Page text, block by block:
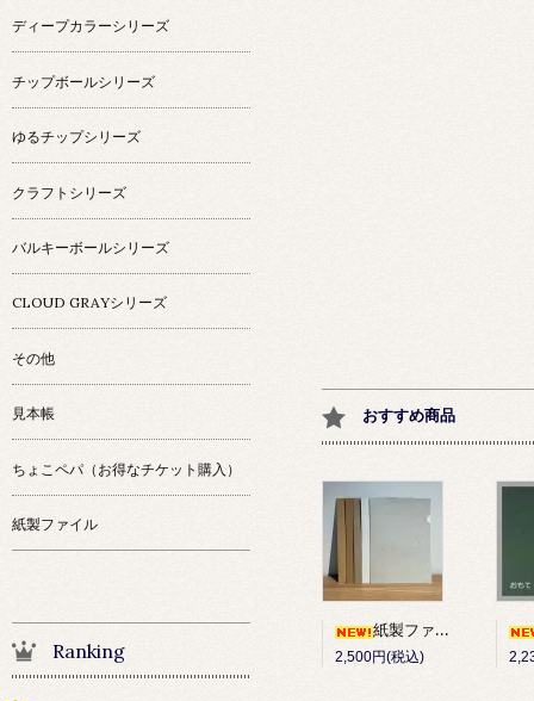
おすすめ商品
紙製ファイル 10枚セット
2,500円(税込)
ディープカラーシリーズ
チップボールシリーズ
ゆるチップシリーズ
クラフトシリーズ
バルキーボールシリーズ
CLOUD GRAYシリーズ
その他
見本帳
ちょこペパ（お得なチケット購入）
紙製ファイル
Ranking